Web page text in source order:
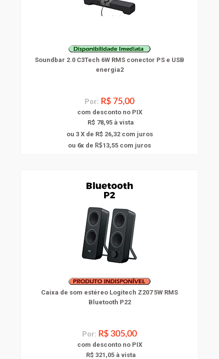
Soundbar 2.0 C3Tech 6W RMS conector PS e USB
energia2
Por: R$ 75,00
com desconto no PIX
R$ 78,95 à vista
ou 3 X de R$ 26,32com juros
ou 6x de R$13,55 com juros
Caixa de som estéreo Logitech Z207 5W RMS
Bluetooth P22
Por: R$ 305,00
com desconto no PIX
R$ 321,05 à vista